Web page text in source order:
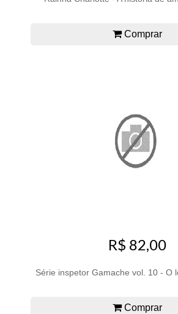
Comprar
R$ 82,00
Série inspetor Gamache vol. 10 - O
Comprar